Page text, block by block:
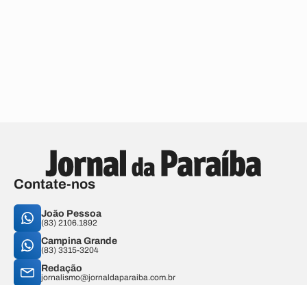
Contate-nos
João Pessoa
(83) 2106.1892
Campina Grande
(83) 3315-3204
Redação
jornalismo@jornaldaparaiba.com.br